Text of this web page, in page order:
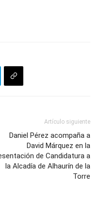
Artículo siguiente
Daniel Pérez acompaña a
David Márquez en la
de Candidatura a
la Alcadía de Alhaurín de la
Torre